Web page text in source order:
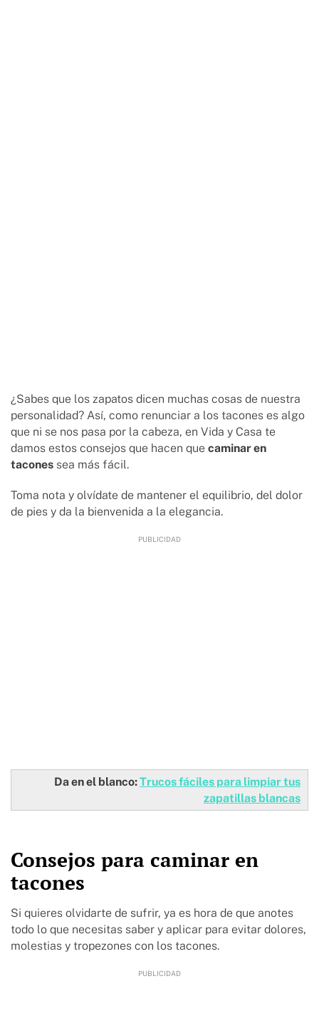
¿Sabes que los zapatos dicen muchas cosas de nuestra
personalidad? Así, como renunciar a los tacones es algo
que ni se nos pasa por la cabeza, en Vida y Casa te
damos estos consejos que hacen que caminar en
tacones sea más fácil.
Toma nota y olvídate de mantener el equilibrio, del dolor
de pies y da la bienvenida a la elegancia.
Da en el blanco:Trucos fáciles para limpiar tus
zapatillas blancas
Consejos para caminar en
tacones
Si quieres olvidarte de sufrir, ya es hora de que anotes
todo lo que necesitas saber y aplicar para evitar dolores,
molestias y tropezones con los tacones.